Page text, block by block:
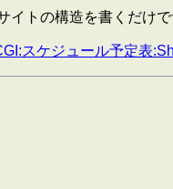
イトの構造を書くだけ
スケジュール予定表